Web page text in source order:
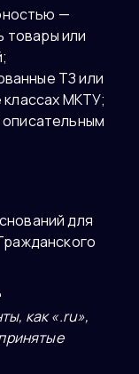
—
товары или
ТЗ или
классах МКТУ;
для
как «.ru»,